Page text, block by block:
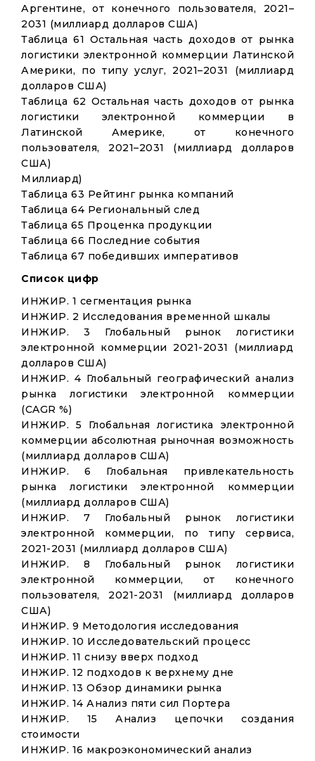
Аргентине, от конечного пользователя, 2021–
2031 (миллиард долларов США)
Таблица 61 Остальная часть доходов от рынка
логистики электронной коммерции Латинской
Америки, по типу услуг, 2021–2031 (миллиард
долларов США)
Таблица 62 Остальная часть доходов от рынка
логистики электронной коммерции в
Латинской Америке, от конечного
пользователя, 2021–2031 (миллиард долларов
США)
Миллиард)
Таблица 63 Рейтинг рынка компаний
Таблица 64 Региональный след
Таблица 65 Проценка продукции
Таблица 66 Последние события
Таблица 67 победивших императивов
Список цифр
ИНЖИР. 1 сегментация рынка
ИНЖИР. 2 Исследования временной шкалы
ИНЖИР. 3 Глобальный рынок логистики
электронной коммерции 2021-2031 (миллиард
долларов США)
ИНЖИР. 4 Глобальный географический анализ
рынка логистики электронной коммерции
(CAGR %)
ИНЖИР. 5 Глобальная логистика электронной
коммерции абсолютная рыночная возможность
(миллиард долларов США)
ИНЖИР. 6 Глобальная привлекательность
рынка логистики электронной коммерции
(миллиард долларов США)
ИНЖИР. 7 Глобальный рынок логистики
электронной коммерции, по типу сервиса,
2021-2031 (миллиард долларов США)
ИНЖИР. 8 Глобальный рынок логистики
электронной коммерции, от конечного
пользователя, 2021-2031 (миллиард долларов
США)
ИНЖИР. 9 Методология исследования
ИНЖИР. 10 Исследовательский процесс
ИНЖИР. 11 снизу вверх подход
ИНЖИР. 12 подходов к верхнему дне
ИНЖИР. 13 Обзор динамики рынка
ИНЖИР. 14 Анализ пяти сил Портера
ИНЖИР. 15 Анализ цепочки создания
стоимости
ИНЖИР. 16 макроэкономический анализ